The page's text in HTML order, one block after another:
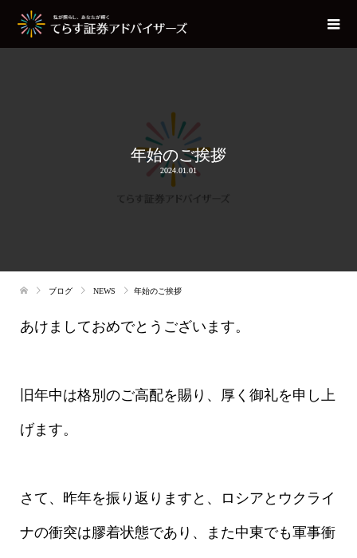
年始のご挨拶
2024.01.01
ブログ NEWS 年始のご挨拶
あけましておめでとうございます。
旧年中は格別のご高配を賜り、厚く御礼を申し上
げます。
さて、昨年を振り返りますと、ロシアとウクライ
ナの衝突は膠着状態であり、また中東でも軍事衝